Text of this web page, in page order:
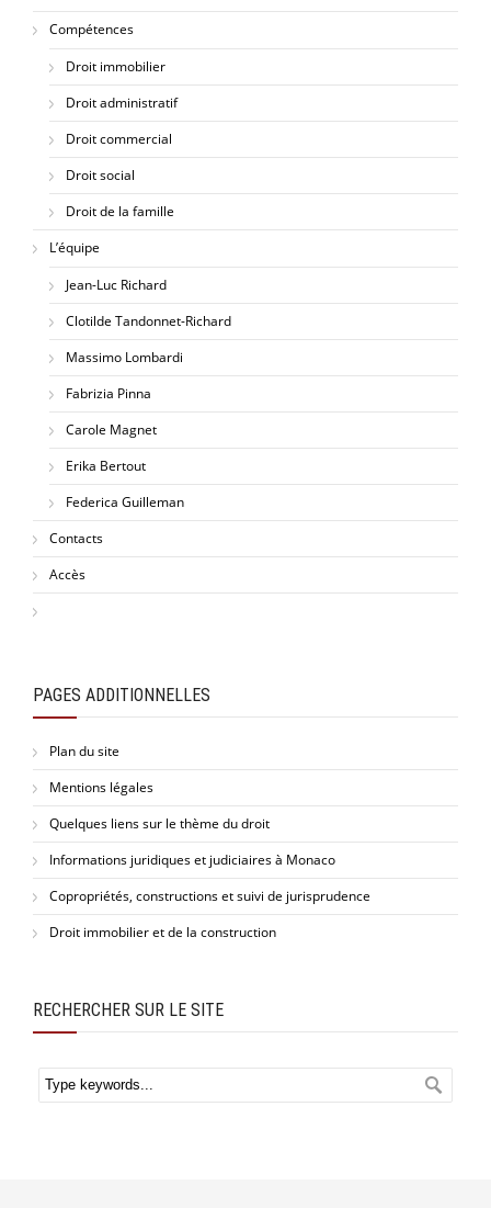
Compétences
Droit immobilier
Droit administratif
Droit commercial
Droit social
Droit de la famille
L’équipe
Jean-Luc Richard
Clotilde Tandonnet-Richard
Massimo Lombardi
Fabrizia Pinna
Carole Magnet
Erika Bertout
Federica Guilleman
Contacts
Accès
PAGES ADDITIONNELLES
Plan du site
Mentions légales
Quelques liens sur le thème du droit
Informations juridiques et judiciaires à Monaco
Copropriétés, constructions et suivi de jurisprudence
Droit immobilier et de la construction
RECHERCHER SUR LE SITE